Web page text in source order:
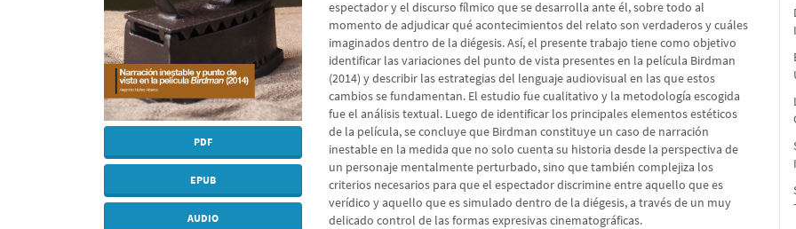
PDF
EPUB
AUDIO
espectador y el discurso fílmico que se desarrolla ante él, sobre todo al
momento de adjudicar qué acontecimientos del relato son verdaderos y cuáles
imaginados dentro de la diégesis. Así, el presente trabajo tiene como objetivo
identificar las variaciones del punto de vista presentes en la película Birdman
(2014) y describir las estrategias del lenguaje audiovisual en las que estos
cambios se fundamentan. El estudio fue cualitativo y la metodología escogida
fue el análisis textual. Luego de identificar los principales elementos estéticos
de la película, se concluye que Birdman constituye un caso de narración
inestable en la medida que no solo cuenta su historia desde la perspectiva de
un personaje mentalmente perturbado, sino que también complejiza los
criterios necesarios para que el espectador discrimine entre aquello que es
verídico y aquello que es simulado dentro de la diégesis, a través de un muy
delicado control de las formas expresivas cinematográficas.